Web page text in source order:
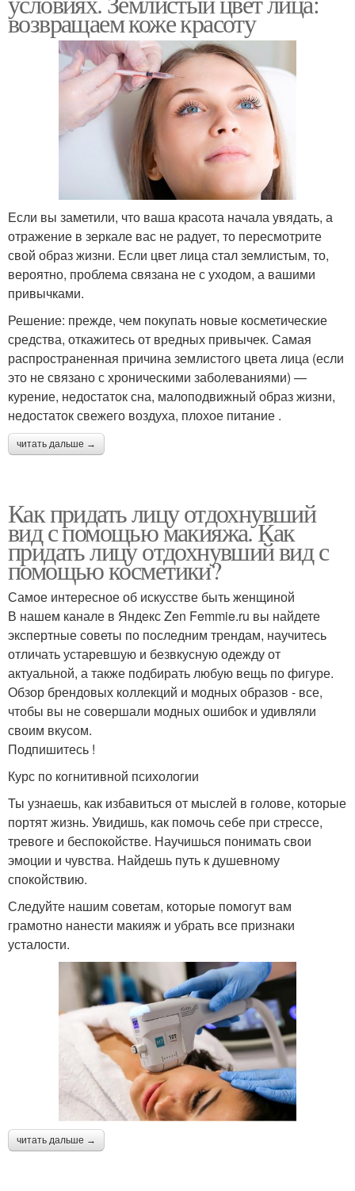
возвращаем коже красоту
Если вы заметили, что ваша красота начала увядать, а
отражение в зеркале вас не радует, то пересмотрите
свой образ жизни. Если цвет лица стал землистым, то,
вероятно, проблема связана не с уходом, а вашими
привычками.
Решение: прежде, чем покупать новые косметические
средства, откажитесь от вредных привычек. Самая
распространенная причина землистого цвета лица (если
это не связано с хроническими заболеваниями) —
курение, недостаток сна, малоподвижный образ жизни,
недостаток свежего воздуха, плохое питание .
читать дальше →
Как придать лицу отдохнувший
вид с помощью макияжа. Как
придать лицу отдохнувший вид с
помощью косметики?
Самое интересное об искусстве быть женщиной
В нашем канале в Яндекс Zen Femmie.ru вы найдете
экспертные советы по последним трендам, научитесь
отличать устаревшую и безвкусную одежду от
актуальной, а также подбирать любую вещь по фигуре.
Обзор брендовых коллекций и модных образов - все,
чтобы вы не совершали модных ошибок и удивляли
своим вкусом.
Подпишитесь !
Курс по когнитивной психологии
Ты узнаешь, как избавиться от мыслей в голове, которые
портят жизнь. Увидишь, как помочь себе при стрессе,
тревоге и беспокойстве. Научишься понимать свои
эмоции и чувства. Найдешь путь к душевному
спокойствию.
Следуйте нашим советам, которые помогут вам
грамотно нанести макияж и убрать все признаки
усталости.
читать дальше →